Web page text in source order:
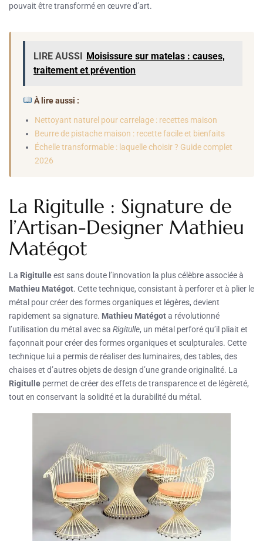
pouvait être transformé en œuvre d’art.
LIRE AUSSI Moisissure sur matelas : causes,
traitement et prévention
À lire aussi :
Nettoyant naturel pour carrelage : recettes maison
Beurre de pistache maison : recette facile et bienfaits
Échelle transformable : laquelle choisir ? Guide complet
2026
La Rigitulle : Signature de
l’Artisan-Designer Mathieu
Matégot
La Rigitulleest sans doute l’innovation la plus célèbre associée à
Mathieu Matégot. Cette technique, consistant à perforer et à plier le
métal pour créer des formes organiques et légères, devient
rapidement sa signature. Mathieu Matégota révolutionné
l’utilisation du métal avec sa Rigitulle, un métal perforé qu’il pliait et
façonnait pour créer des formes organiques et sculpturales. Cette
technique lui a permis de réaliser des luminaires, des tables, des
chaises et d’autres objets de design d’une grande originalité. La
Rigitulle permet de créer des effets de transparence et de légèreté,
tout en conservant la solidité et la durabilité du métal.